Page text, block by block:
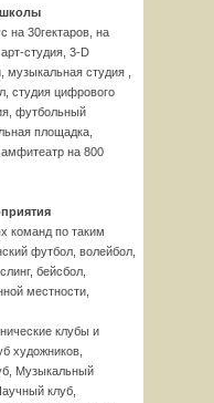
школы
30гектаров, на
студия, 3-D
музыкальная студия ,
студия цифрового
футбольный
площадка,
на 800
команд по таким
футбол, волейбол,
бейсбол,
местности,
клубы и
художников,
Музыкальный
клуб,